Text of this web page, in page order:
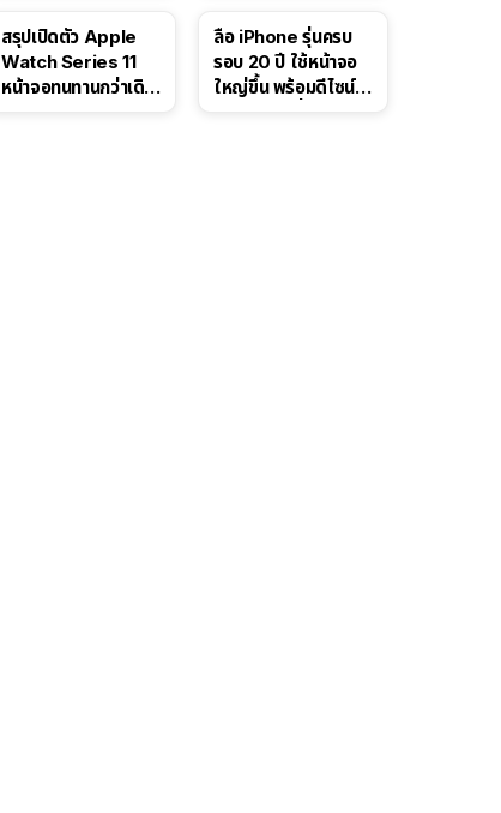
สรุปเปิดตัว Apple
Watch Series 11
หน้าจอทนทานกว่าเดิม
ลือ iPhone รุ่นครบ
รอบ 20 ปี ใช้หน้าจอ
ใหญ่ขึ้น พร้อมดีไซน์ไร้